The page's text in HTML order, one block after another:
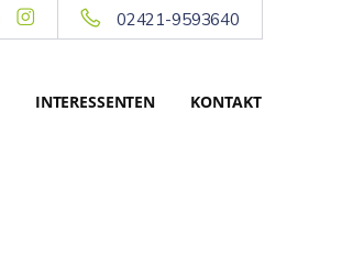
02421-9593640
INTERESSENTEN KONTAKT